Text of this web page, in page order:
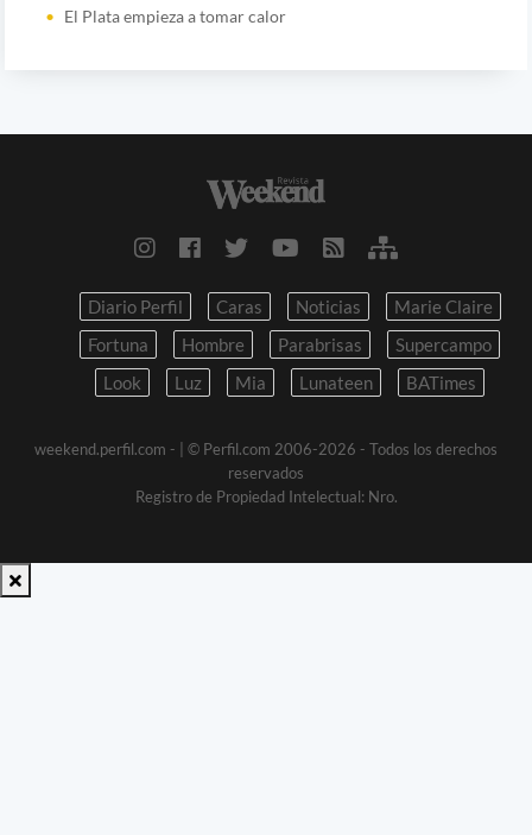
El Plata empieza a tomar calor
Diario Perfil Caras Noticias
Marie Claire
Fortuna
Hombre Parabrisas
Supercampo
Look
Luz Mia Lunateen BATimes
weekend.perfil.com -
| © Perfil.com 2006-2026 - Todos los derechos
reservados
Registro de Propiedad Intelectual: Nro.